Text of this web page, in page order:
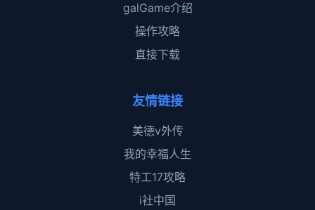
galGame介绍
操作攻略
直接下载
友情链接
美德v外传
我的幸福人生
特工17攻略
i社中国